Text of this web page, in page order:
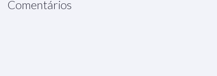
Comentários